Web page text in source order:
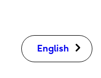
English